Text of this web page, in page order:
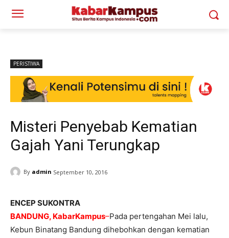
PERISTIWA
Misteri Penyebab Kematian
Gajah Yani Terungkap
By admin September 10, 2016
ENCEP SUKONTRA
BANDUNG, KabarKampus–Pada pertengahan Mei lalu,
Kebun Binatang Bandung dihebohkan dengan kematian